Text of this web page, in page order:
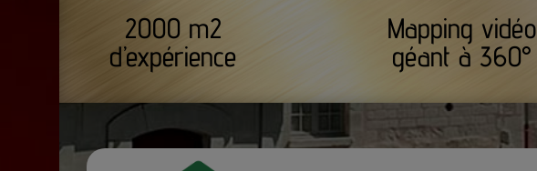
2000 m2
d’expérience
Mapping vidéo
géant à 360°